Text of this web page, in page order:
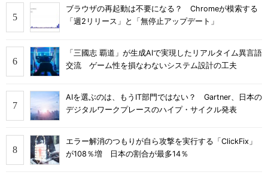
ブラウザの再起動は不要になる？ Chromeが模索する
「週2リリース」と「無停止アップデート」
「三國志 覇道」が生成AIで実現したリアルタイム異言語
交流 ゲーム性を損なわないシステム設計の工夫
AIを選ぶのは、もうIT部門ではない？ Gartner、日本の
デジタルワークプレースのハイプ・サイクル発表
エラー解消のつもりが自ら攻撃を実行する「ClickFix」
が108％増 日本の割合が最多14％